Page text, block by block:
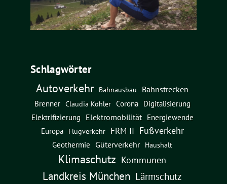
Schlagwörter
Autoverkehr Bahnausbau
Bahnstrecken
Brenner Claudia Köhler Corona
Digitalisierung
Elektrifizierung
Elektromobilität Energiewende
Europa Flugverkehr FRM II Fußverkehr
Geothermie Güterverkehr Haushalt
Klimaschutz Kommunen
Landkreis München Lärmschutz